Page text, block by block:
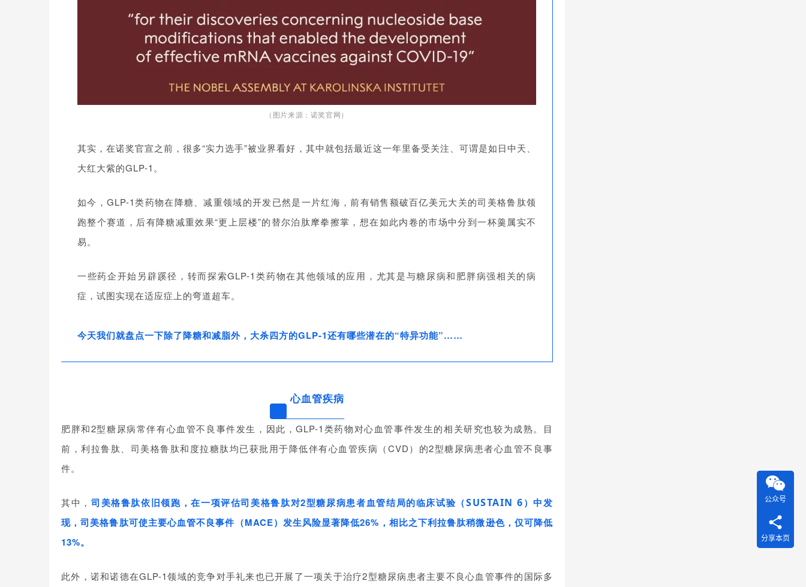
（图片来源：诺奖官网）
其实，在诺奖官宣之前，很多“实力选手”被业界看好，其中就包括最近这一年里备受关注、可谓是如日中天、
大红大紫的GLP-1。
如今，GLP-1类药物在降糖、减重领域的开发已然是一片红海，前有销售额破百亿美元大关的司美格鲁肽领
跑整个赛道，后有降糖减重效果“更上层楼”的替尔泊肽摩拳擦掌，想在如此内卷的市场中分到一杯羹属实不
易。
一些药企开始另辟蹊径，转而探索GLP-1类药物在其他领域的应用，尤其是与糖尿病和肥胖病强相关的病
症，试图实现在适应症上的弯道超车。
今天我们就盘点一下除了降糖和减脂外，大杀四方的GLP-1还有哪些潜在的“特异功能”……
心血管疾病
肥胖和2型糖尿病常伴有心血管不良事件发生，因此，GLP-1类药物对心血管事件发生的相关研究也较为成熟。目
前，利拉鲁肽、司美格鲁肽和度拉糖肽均已获批用于降低伴有心血管疾病（CVD）的2型糖尿病患者心血管不良事
件。
其中， 司美格鲁肽依旧领跑，在一项评估司美格鲁肽对2型糖尿病患者血管结局的临床试验（SUSTAIN 6）中发
现，司美格鲁肽可使主要心血管不良事件（MACE）发生风险显著降低26%，相比之下利拉鲁肽稍微逊色，仅可降低
13%。
此外，诺和诺德在GLP-1领域的竞争对手礼来也已开展了一项关于治疗2型糖尿病患者主要不良心血管事件的国际多
公众号
分享本页